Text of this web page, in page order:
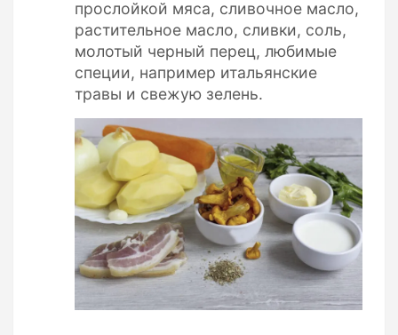
прослойкой мяса, сливочное масло,
растительное масло, сливки, соль,
молотый черный перец, любимые
специи, например итальянские
травы и свежую зелень.